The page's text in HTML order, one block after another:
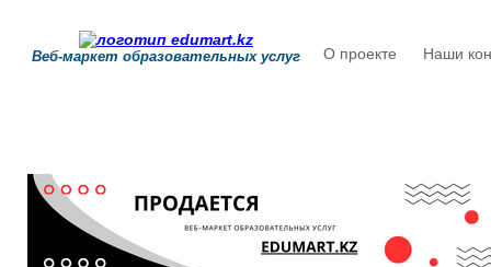
Веб-маркет образовательных услуг О проекте Наши